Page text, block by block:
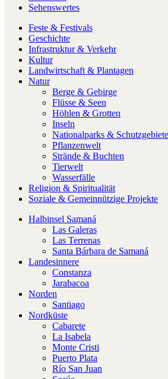
Sehenswertes
Feste & Festivals
Geschichte
Infrastruktur & Verkehr
Kultur
Landwirtschaft & Plantagen
Natur
Berge & Gebirge
Flüsse & Seen
Höhlen & Grotten
Inseln
Nationalparks & Schutzgebiete
Pflanzenwelt
Strände & Buchten
Tierwelt
Wasserfälle
Religion & Spiritualität
Soziale & Gemeinnützige Projekte
Halbinsel Samaná
Las Galeras
Las Terrenas
Santa Bárbara de Samaná
Landesinnere
Constanza
Jarabacoa
Norden
Santiago
Nordküste
Cabarete
La Isabela
Monte Cristi
Puerto Plata
Río San Juan